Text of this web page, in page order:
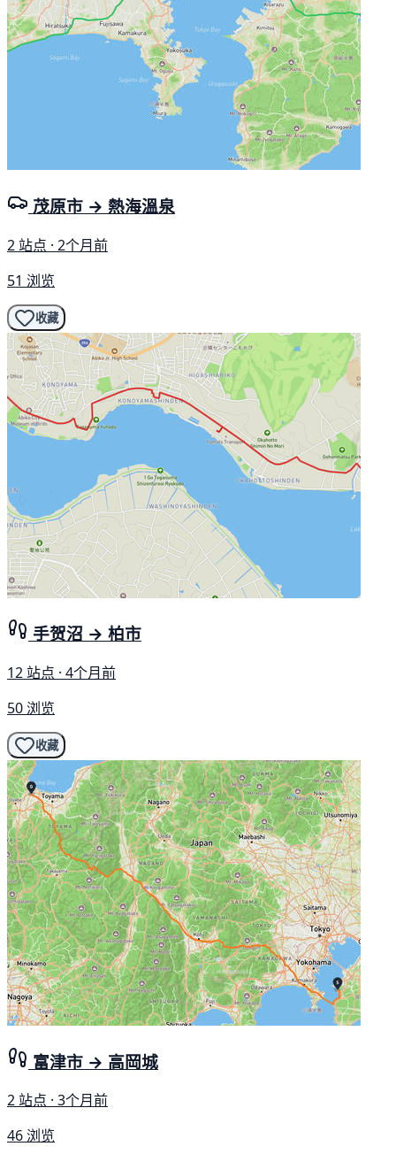
茂原市 → 熱海溫泉
2 站点 · 2个月前
51 浏览
收藏
手贺沼 → 柏市
12 站点 · 4个月前
50 浏览
收藏
富津市 → 高岡城
2 站点 · 3个月前
46 浏览